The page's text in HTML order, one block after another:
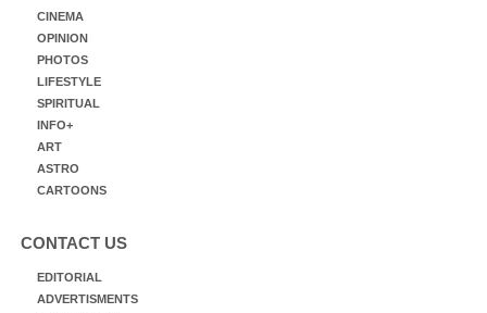
CINEMA
OPINION
PHOTOS
LIFESTYLE
SPIRITUAL
INFO+
ART
ASTRO
CARTOONS
CONTACT US
EDITORIAL
ADVERTISMENTS